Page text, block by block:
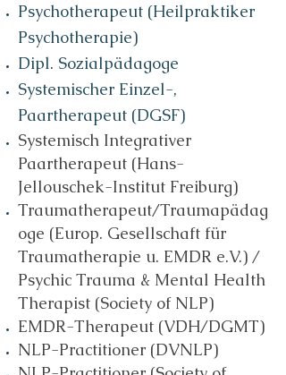
Psychotherapeut (Heilpraktiker
Psychotherapie)
Dipl. Sozialpädagoge
Systemischer Einzel-,
Paartherapeut (DGSF)
Systemisch Integrativer
Paartherapeut (Hans-
Jellouschek-Institut Freiburg)
Traumatherapeut/Traumapädag
oge (Europ. Gesellschaft für
Traumatherapie u. EMDR e.V.) /
Psychic Trauma & Mental Health
Therapist (Society of NLP)
EMDR-Therapeut (VDH/DGMT)
NLP-Practitioner (DVNLP)